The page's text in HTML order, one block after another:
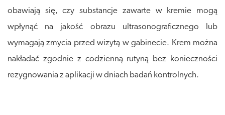
obawiają się, czy substancje zawarte w kremie mogą
wpłynąć na jakość obrazu ultrasonograficznego lub
wymagają zmycia przed wizytą w gabinecie. Krem można
nakładać zgodnie z codzienną rutyną bez konieczności
rezygnowania z aplikacji w dniach badań kontrolnych.